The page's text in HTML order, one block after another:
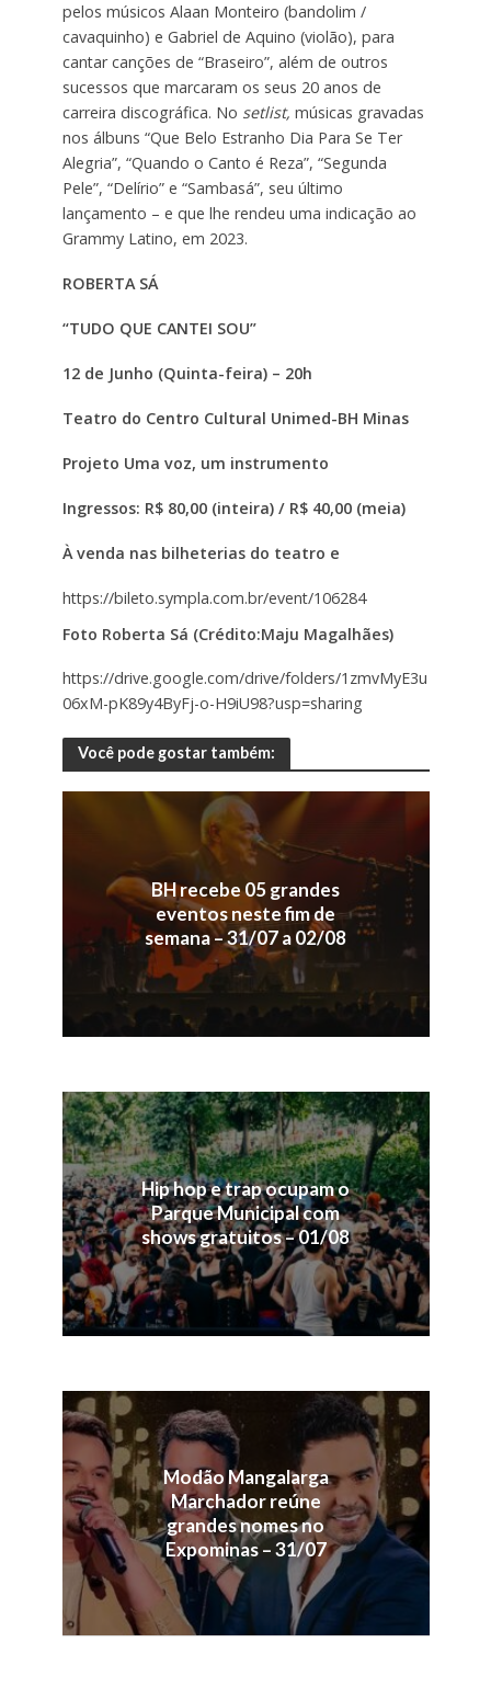
pelos músicos Alaan Monteiro (bandolim /
cavaquinho) e Gabriel de Aquino (violão), para
cantar canções de “Braseiro”, além de outros
sucessos que marcaram os seus 20 anos de
carreira discográfica. No setlist, músicas gravadas
nos álbuns “Que Belo Estranho Dia Para Se Ter
Alegria”, “Quando o Canto é Reza”, “Segunda
Pele”, “Delírio” e “Sambasá”, seu último
lançamento – e que lhe rendeu uma indicação ao
Grammy Latino, em 2023.
ROBERTA SÁ
“TUDO QUE CANTEI SOU”
12 de Junho (Quinta-feira) – 20h
Teatro do Centro Cultural Unimed-BH Minas
Projeto Uma voz, um instrumento
Ingressos: R$ 80,00 (inteira) / R$ 40,00 (meia)
À venda nas bilheterias do teatro e
https://bileto.sympla.com.br/event/106284
Foto Roberta Sá (Crédito:Maju Magalhães)
https://drive.google.com/drive/folders/1zmvMyE3u
06xM-pK89y4ByFj-o-H9iU98?usp=sharing
Você pode gostar também:
BH recebe 05 grandes
eventos neste fim de
semana – 31/07 a 02/08
Hip hop e trap ocupam o
Parque Municipal com
shows gratuitos – 01/08
Modão Mangalarga
Marchador reúne
grandes nomes no
Expominas – 31/07